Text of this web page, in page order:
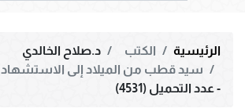
الرئيسية الكتب
د.صلاح الخالدي
سيد قطب من الميلاد إلى الاستشهاد
- عدد التحميل (4531)